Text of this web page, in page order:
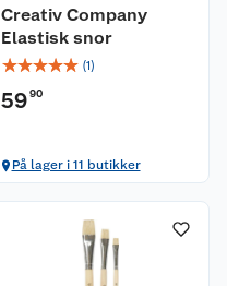
Creativ Company
Elastisk snor
☆☆☆☆☆ (1)
5990
På lager i 11 butikker